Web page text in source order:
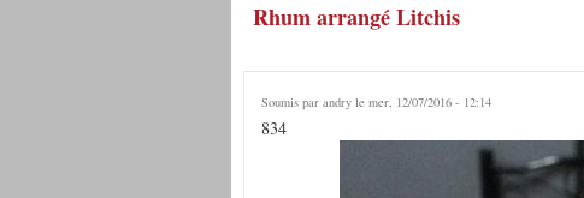
Rhum arrangé Litchis
Soumis par andry le mer, 12/07/2016 - 12:14
834